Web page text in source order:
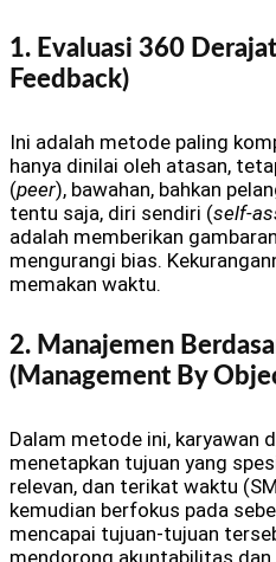
1. Evaluasi 360
Feedback)
Ini adalah metode paling
hanya dinilai oleh atasan,
(peer), bawahan, bahkan
tentu saja, diri sendiri (self-
adalah memberikan
mengurangi bias.
memakan waktu.
2. Manajemen
(Management By
Dalam metode ini, karyawan
menetapkan tujuan yang
relevan, dan terikat waktu
kemudian berfokus pada
mencapai tujuan-tujuan
mendorong akuntabilitas dan